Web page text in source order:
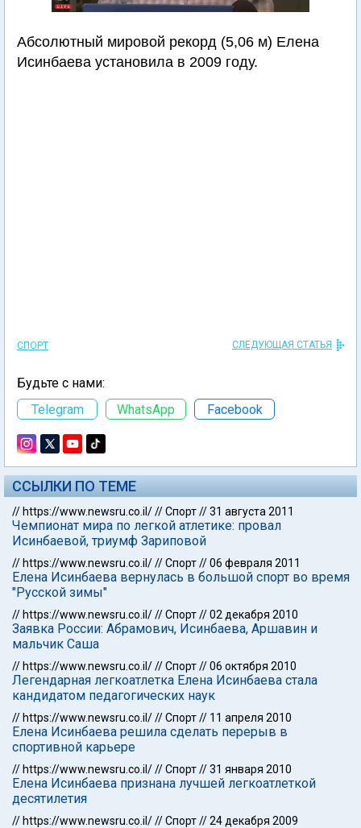
Абсолютный мировой рекорд (5,06 м) Елена
Исинбаева установила в 2009 году.
СПОРТ СЛЕДУЮЩАЯ СТАТЬЯ
Будьте с нами:
Telegram
WhatsApp Facebook
ССЫЛКИ ПО ТЕМЕ
// https://www.newsru.co.il///Спорт//31 августа 2011
Чемпионат мира по легкой атлетике: провал
Исинбаевой, триумф Зариповой
// https://www.newsru.co.il///Спорт//06 февраля 2011
Елена Исинбаева вернулась в большой спорт во время
"Русской зимы"
// https://www.newsru.co.il///Спорт//02 декабря 2010
Заявка России: Абрамович, Исинбаева, Аршавин и
мальчик Саша
// https://www.newsru.co.il///Спорт//06 октября 2010
Легендарная легкоатлетка Елена Исинбаева стала
кандидатом педагогических наук
// https://www.newsru.co.il///Спорт// 11 апреля 2010
Елена Исинбаева решила сделать перерыв в
спортивной карьере
// https://www.newsru.co.il///Спорт//31 января 2010
Елена Исинбаева признана лучшей легкоатлеткой
десятилетия
// https://www.newsru.co.il///Спорт//24 декабря 2009